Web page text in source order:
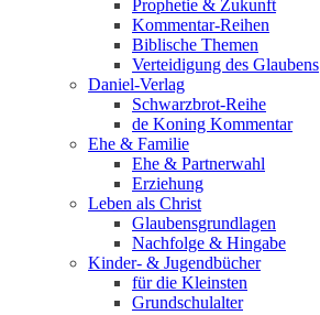
Prophetie & Zukunft
Kommentar-Reihen
Biblische Themen
Verteidigung des Glaubens
Daniel-Verlag
Schwarzbrot-Reihe
de Koning Kommentar
Ehe & Familie
Ehe & Partnerwahl
Erziehung
Leben als Christ
Glaubensgrundlagen
Nachfolge & Hingabe
Kinder- & Jugendbücher
für die Kleinsten
Grundschulalter